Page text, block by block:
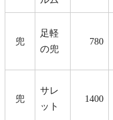
兜
足軽
の兜
780
兜
サレ
ット
1400